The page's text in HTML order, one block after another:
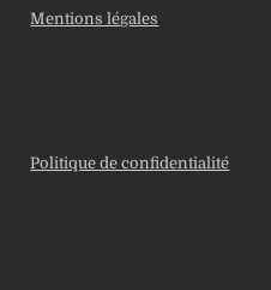
Mentions légales
Politique de confidentialité